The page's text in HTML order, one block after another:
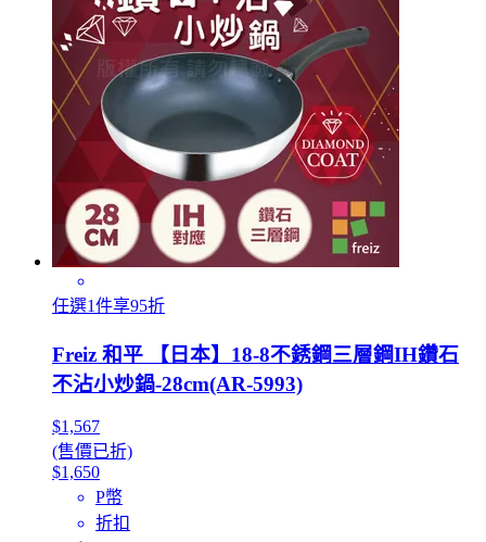
任選1件享95折
Freiz 和平 【日本】18-8不銹鋼三層鋼IH鑽石
不沾小炒鍋-28cm(AR-5993)
$1,567
(售價已折)
$1,650
P幣
折扣